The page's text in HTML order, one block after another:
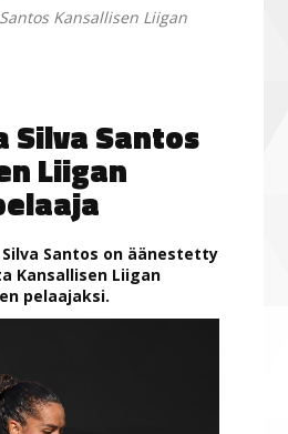
Kansallisen Liigan
Silva Santos
Liigan
Silva Santos on äänestetty
Kansallisen Liigan
pelaajaksi.